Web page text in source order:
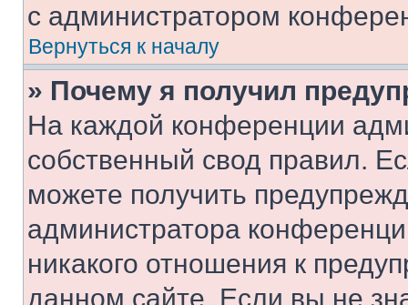
с администратором
Вернуться к началу
» Почему я получил
На каждой конференции
собственный свод правил.
можете получить
администратора
никакого отношения к
данном сайте. Если вы не